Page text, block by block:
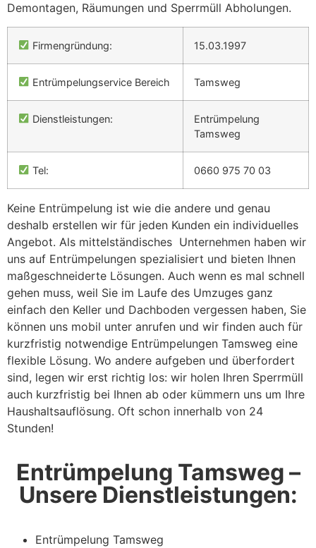
Demontagen, Räumungen und Sperrmüll Abholungen.
Firmengründung: 15.03.1997
Entrümpelungservice Bereich Tamsweg
Dienstleistungen:
Entrümpelung
Tamsweg
Tel: 0660 975 70 03
Keine Entrümpelung ist wie die andere und genau
deshalb erstellen wir für jeden Kunden ein individuelles
Angebot. Als mittelständisches Unternehmen haben wir
uns auf Entrümpelungen spezialisiert und bieten Ihnen
maßgeschneiderte Lösungen. Auch wenn es mal schnell
gehen muss, weil Sie im Laufe des Umzuges ganz
einfach den Keller und Dachboden vergessen haben, Sie
können uns mobil unter anrufen und wir finden auch für
kurzfristig notwendige Entrümpelungen Tamsweg eine
flexible Lösung. Wo andere aufgeben und überfordert
sind, legen wir erst richtig los: wir holen Ihren Sperrmüll
auch kurzfristig bei Ihnen ab oder kümmern uns um Ihre
Haushaltsauflösung. Oft schon innerhalb von 24
Stunden!
Entrümpelung Tamsweg –
Unsere Dienstleistungen:
Entrümpelung Tamsweg